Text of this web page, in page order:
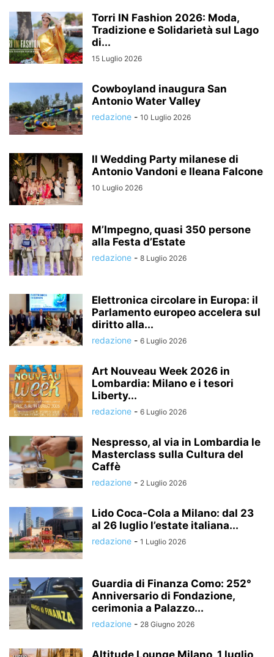
Torri IN Fashion 2026: Moda,
Tradizione e Solidarietà sul Lago
di...
15 Luglio 2026
Cowboyland inaugura San
Antonio Water Valley
redazione - 10 Luglio 2026
Il Wedding Party milanese di
Antonio Vandoni e Ileana Falcone
10 Luglio 2026
M’Impegno, quasi 350 persone
alla Festa d’Estate
redazione - 8 Luglio 2026
Elettronica circolare in Europa: il
Parlamento europeo accelera sul
diritto alla...
redazione - 6 Luglio 2026
Art Nouveau Week 2026 in
Lombardia: Milano e i tesori
Liberty...
redazione - 6 Luglio 2026
Nespresso, al via in Lombardia le
Masterclass sulla Cultura del
Caffè
redazione - 2 Luglio 2026
Lido Coca-Cola a Milano: dal 23
al 26 luglio l’estate italiana...
redazione - 1 Luglio 2026
Guardia di Finanza Como: 252°
Anniversario di Fondazione,
cerimonia a Palazzo...
redazione - 28 Giugno 2026
Altitude Lounge Milano, 1 luglio